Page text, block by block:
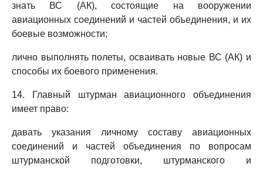
знать ВС (АК), состоящие на вооружении
авиационных соединений и частей объединения, и их
боевые возможности;
лично выполнять полеты, осваивать новые ВС (АК) и
способы их боевого применения.
14. Главный штурман авиационного объединения
имеет право:
давать указания личному составу авиационных
соединений и частей объединения по вопросам
штурманской подготовки, штурманского и